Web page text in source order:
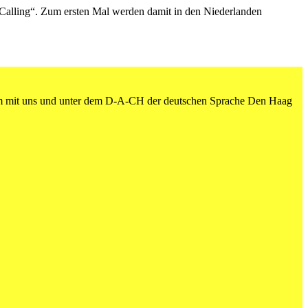
Zum ersten Mal werden damit in den Niederlanden
mit uns und unter dem D-A-CH der deutschen Sprache Den Haag